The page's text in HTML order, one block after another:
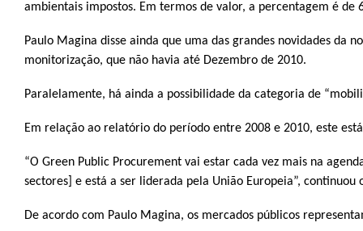
ambientais impostos. Em termos de valor, a percentagem é de
Paulo Magina disse ainda que uma das grandes novidades da
monitorização, que não havia até Dezembro de 2010.
Paralelamente, há ainda a possibilidade da categoria de
Em relação ao relatório do período entre 2008 e 2010, este
“O Green Public Procurement vai estar cada vez mais na
sectores] e está a ser liderada pela União Europeia”, continuou
De acordo com Paulo Magina, os mercados públicos